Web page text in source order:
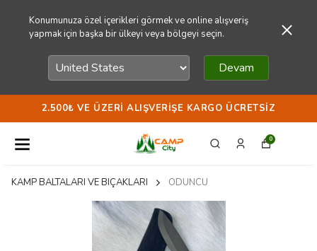
Konumunuza özel içerikleri görmek ve online alışveriş
yapmak için başka bir ülkeyi veya bölgeyi seçin.
Devam
2.500₺ VE ÜZERI ALIŞVERIŞE KARGO ÜCRETSIZ
0
KAMP BALTALARI VE BIÇAKLARI ODUNCU